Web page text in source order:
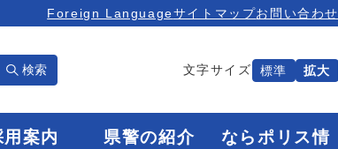
Foreign Languageサイトマップお問い合わせ
検索 文字サイズ 標準 拡大
用案内 県警の紹介
ならポリス情